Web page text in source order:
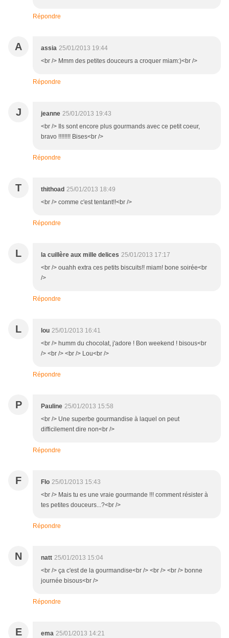
Répondre
A assia 25/01/2013 19:44
<br /> Mmm des petites douceurs a croquer miam:)<br />
Répondre
J jeanne 25/01/2013 19:43
<br /> Ils sont encore plus gourmands avec ce petit coeur,
bravo !!!!!!!! Bises<br />
Répondre
T thithoad 25/01/2013 18:49
<br /> comme c'est tentant!!<br />
Répondre
L la cuillère aux mille delices 25/01/2013 17:17
<br /> ouahh extra ces petits biscuits!! miam! bone soirée<br
/>
Répondre
L lou 25/01/2013 16:41
<br /> humm du chocolat, j'adore ! Bon weekend ! bisous<br
/> <br /> <br /> Lou<br />
Répondre
P Pauline 25/01/2013 15:58
<br /> Une superbe gourmandise à laquel on peut
difficilement dire non<br />
Répondre
F Flo 25/01/2013 15:43
<br /> Mais tu es une vraie gourmande !!! comment résister à
tes petites douceurs...?<br />
Répondre
N natt 25/01/2013 15:04
<br /> ça c'est de la gourmandise<br /> <br /> <br /> bonne
journée bisous<br />
Répondre
E ema 25/01/2013 14:21